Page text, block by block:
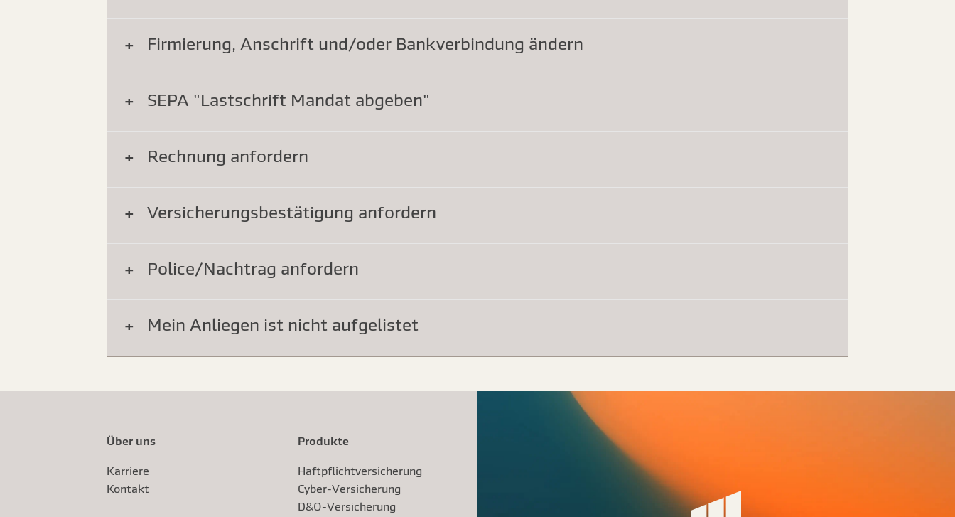
Firmierung, Anschrift und/oder Bankverbindung ändern
SEPA "Lastschrift Mandat abgeben"
Rechnung anfordern
Versicherungsbestätigung anfordern
Police/Nachtrag anfordern
Mein Anliegen ist nicht aufgelistet
Über uns
Karriere
Kontakt
Produkte
Haftpflichtversicherung
Cyber-Versicherung
D&O-Versicherung